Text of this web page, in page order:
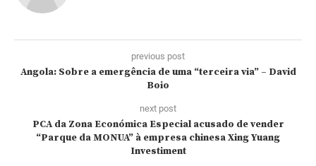
previous post
Angola: Sobre a emergência de uma “terceira via” – David
Boio
next post
PCA da Zona Económica Especial acusado de vender
“Parque da MONUA” à empresa chinesa Xing Yuang
Investiment